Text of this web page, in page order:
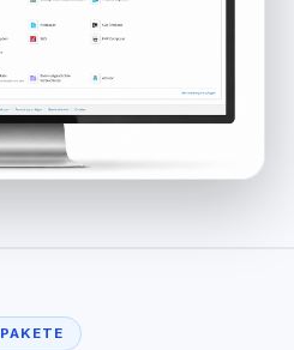
PAKETE